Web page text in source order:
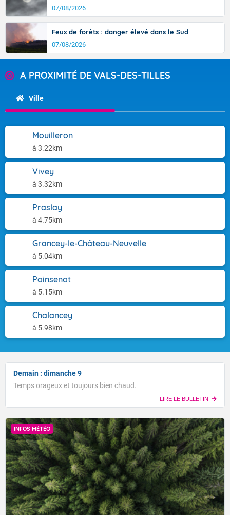
07/08/2026
Feux de forêts : danger élevé dans le Sud
07/08/2026
A PROXIMITÉ DE VALS-DES-TILLES
Ville
Mouilleron
à 3.22km
Vivey
à 3.32km
Praslay
à 4.75km
Grancey-le-Château-Neuvelle
à 5.04km
Poinsenot
à 5.15km
Chalancey
à 5.98km
Demain : dimanche 9
Temps orageux et toujours bien chaud.
LIRE LE BULLETIN
INFOS MÉTÉO